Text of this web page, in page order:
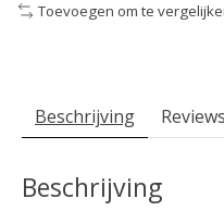
Toevoegen om te
Beschrijving
Beschrijving